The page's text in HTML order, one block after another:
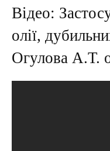
Відео:
олії,
Огулова А.Т.